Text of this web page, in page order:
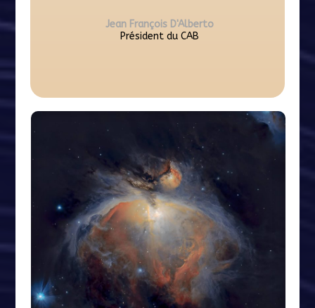
Jean François D'Alberto
Président du CAB